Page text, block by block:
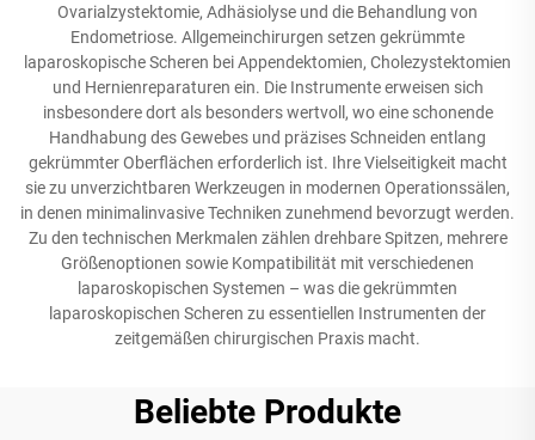
Ovarialzystektomie, Adhäsiolyse und die Behandlung von
Endometriose. Allgemeinchirurgen setzen gekrümmte
laparoskopische Scheren bei Appendektomien, Cholezystektomien
und Hernienreparaturen ein. Die Instrumente erweisen sich
insbesondere dort als besonders wertvoll, wo eine schonende
Handhabung des Gewebes und präzises Schneiden entlang
gekrümmter Oberflächen erforderlich ist. Ihre Vielseitigkeit macht
sie zu unverzichtbaren Werkzeugen in modernen Operationssälen,
in denen minimalinvasive Techniken zunehmend bevorzugt werden.
Zu den technischen Merkmalen zählen drehbare Spitzen, mehrere
Größenoptionen sowie Kompatibilität mit verschiedenen
laparoskopischen Systemen – was die gekrümmten
laparoskopischen Scheren zu essentiellen Instrumenten der
zeitgemäßen chirurgischen Praxis macht.
Beliebte Produkte